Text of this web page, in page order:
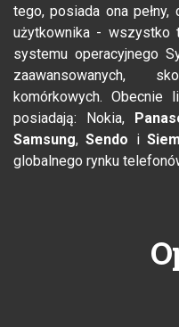
tego, posiada ona
użytkownika - wszystko
systemu operacyjnego
zaawansowanych,
komórkowych.
posiadają: Nokia,
Samsung,Sendo i
globalnego rynku